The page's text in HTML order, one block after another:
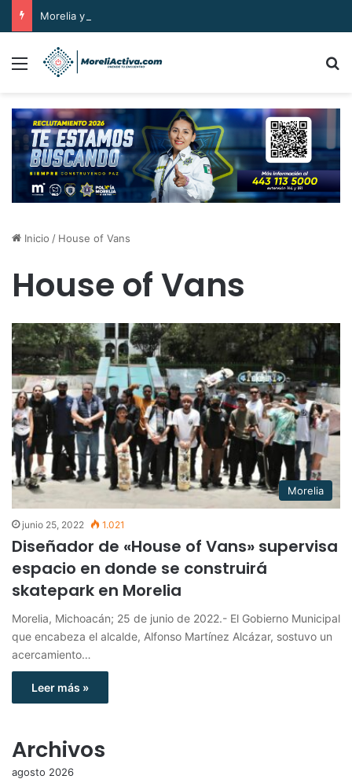
Menú
Inicio / House of Vans
House of Vans
Morelia
junio 25, 2022 1.021
Diseñador de «House of Vans» supervisa
espacio en donde se construirá
skatepark en Morelia
Morelia, Michoacán; 25 de junio de 2022.- El Gobierno Municipal
que encabeza el alcalde, Alfonso Martínez Alcázar, sostuvo un
acercamiento…
Leer más »
Archivos
agosto 2026